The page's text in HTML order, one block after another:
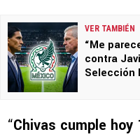
VER TAMBIÉN
“Me
contra
Selección
“Chivas cumple